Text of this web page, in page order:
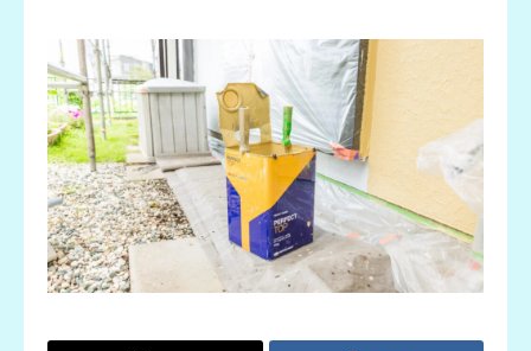
会社案内
お問い合わせ